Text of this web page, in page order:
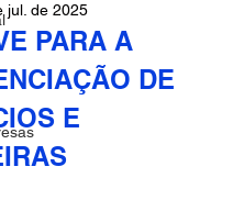
jul. de 2025
PARA A
DE
E